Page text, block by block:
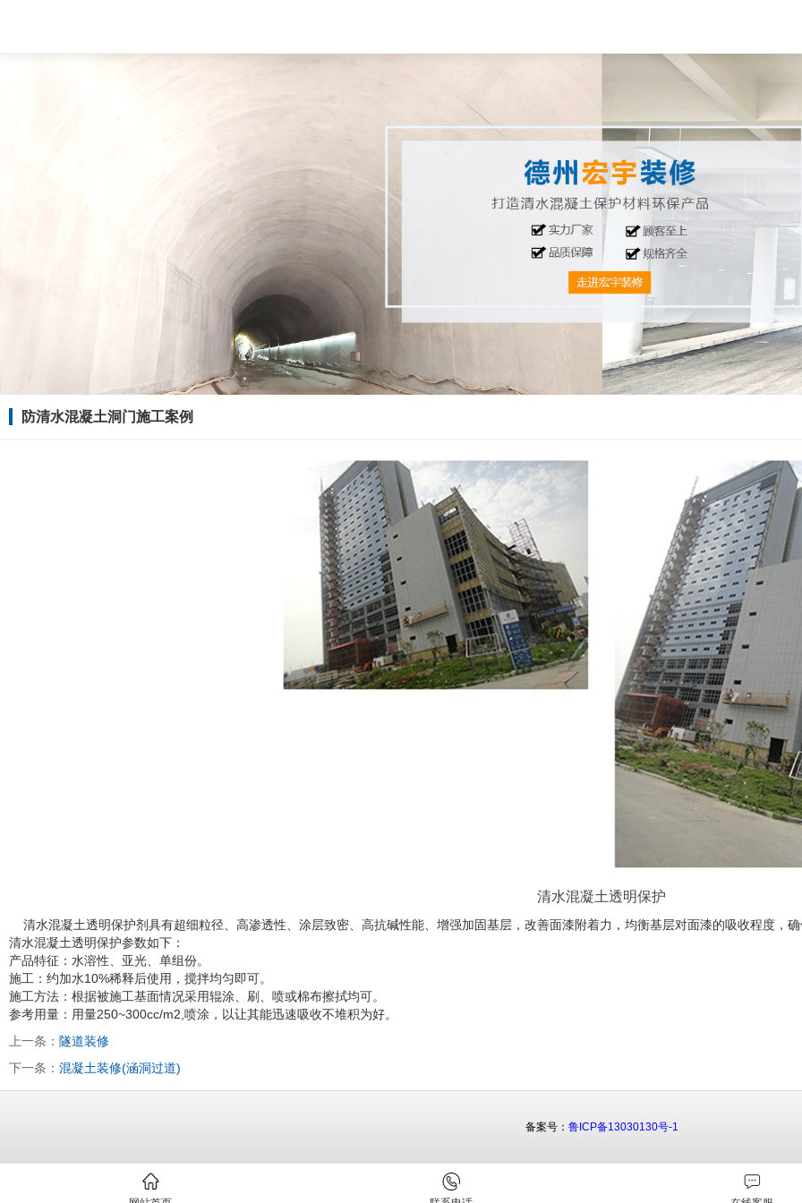
防清水混凝土洞门施工案例
清水混凝土透明保护
清水混凝土透明保护剂具有超细粒径、高渗透性、涂层致密、高抗碱性能、增强加固基层，改善面漆附着力，均衡基层对面漆的吸收程度，
清水混凝土透明保护参数如下：
产品特征：水溶性、亚光、单组份。
施工：约加水10%稀释后使用，搅拌均匀即可。
施工方法：根据被施工基面情况采用辊涂、刷、喷或棉布擦拭均可。
参考用量：用量250~300cc/m2,喷涂，以让其能迅速吸收不堆积为好。
上一条： 隧道装修
下一条： 混凝土装修(涵洞过道)
备案号： 鲁ICP备13030130号-1